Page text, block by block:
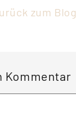
zum Blog
Kommentar